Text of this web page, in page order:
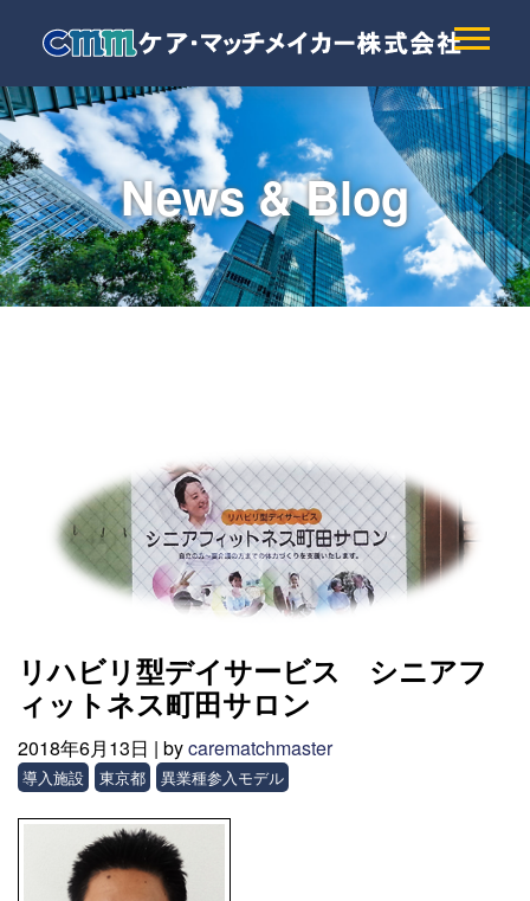
News & Blog
リハビリ型デイサービス シニアフ
ィットネス町田サロン
2018年6月13日 | bycarematchmaster
導入施設 東京都 異業種参入モデル